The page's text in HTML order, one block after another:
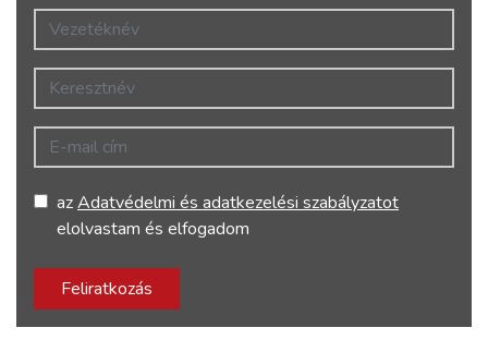
Vezetéknév
Keresztnév
E-mail cím
azAdatvédelmi és adatkezelési szabályzatot
elolvastam és elfogadom
Feliratkozás